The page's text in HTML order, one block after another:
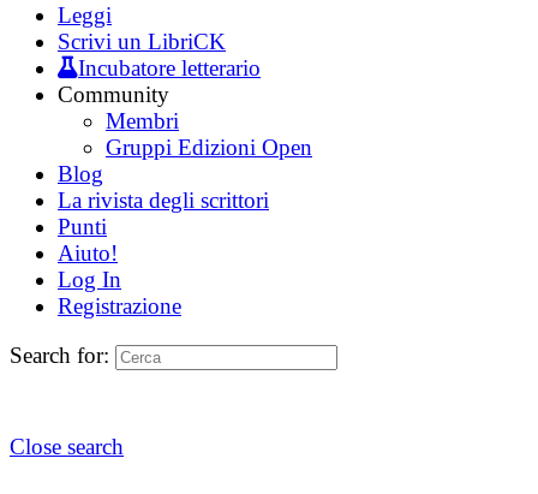
Leggi
Scrivi un LibriCK
Incubatore letterario
Community
Membri
Gruppi Edizioni Open
Blog
La rivista degli scrittori
Punti
Aiuto!
Log In
Registrazione
Search for:
Close search